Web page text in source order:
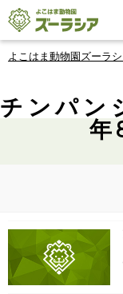
よこはま動物園ズーラ
チンパン
年